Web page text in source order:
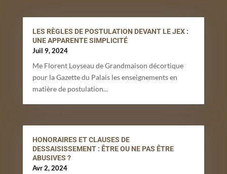
LES RÈGLES DE POSTULATION DEVANT LE JEX :
UNE APPARENTE SIMPLICITÉ
Juil 9, 2024
Me Florent Loyseau de Grandmaison décortique
pour la Gazette du Palais les enseignements en
matière de postulation...
HONORAIRES ET CLAUSES DE
DESSAISISSEMENT : ÊTRE OU NE PAS ÊTRE
ABUSIVES ?
Avr 2, 2024